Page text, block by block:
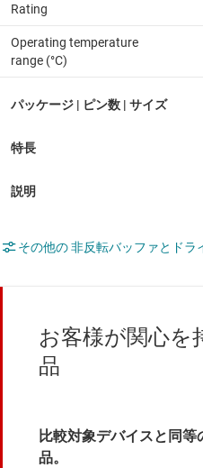
Rating
Operating temperature
range (°C)
その他の 非反転バッファとドラ
お客様が関心を
品
比較対象デバイスと同
品。